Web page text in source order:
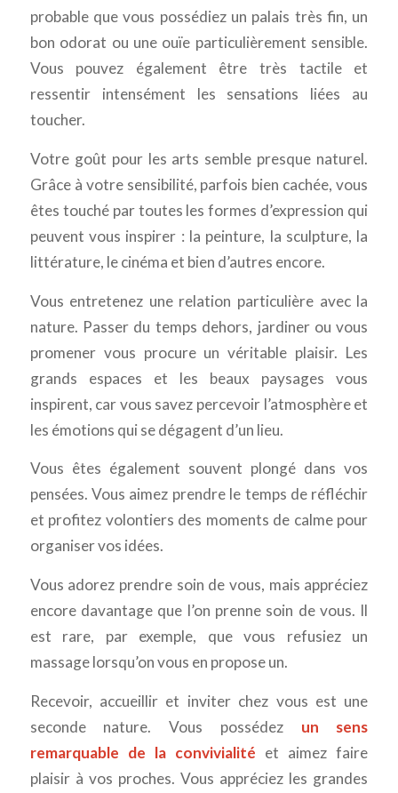
probable que vous possédiez un palais très fin, un
bon odorat ou une ouïe particulièrement sensible.
Vous pouvez également être très tactile et
ressentir intensément les sensations liées au
toucher.
Votre goût pour les arts semble presque naturel.
Grâce à votre sensibilité, parfois bien cachée, vous
êtes touché par toutes les formes d’expression qui
peuvent vous inspirer : la peinture, la sculpture, la
littérature, le cinéma et bien d’autres encore.
Vous entretenez une relation particulière avec la
nature. Passer du temps dehors, jardiner ou vous
promener vous procure un véritable plaisir. Les
grands espaces et les beaux paysages vous
inspirent, car vous savez percevoir l’atmosphère et
les émotions qui se dégagent d’un lieu.
Vous êtes également souvent plongé dans vos
pensées. Vous aimez prendre le temps de réfléchir
et profitez volontiers des moments de calme pour
organiser vos idées.
Vous adorez prendre soin de vous, mais appréciez
encore davantage que l’on prenne soin de vous. Il
est rare, par exemple, que vous refusiez un
massage lorsqu’on vous en propose un.
Recevoir, accueillir et inviter chez vous est une
seconde nature. Vous possédez un sens
remarquable de la convivialité et aimez faire
plaisir à vos proches. Vous appréciez les grandes